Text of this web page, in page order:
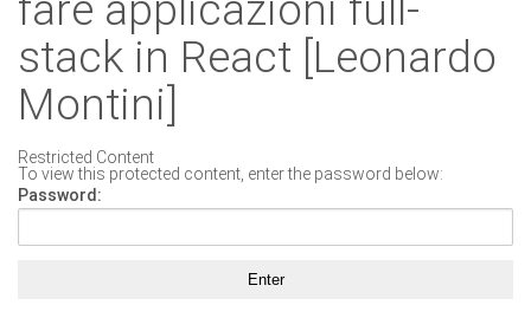
fare applicazioni full-
stack in React [Leonardo
Montini]
Restricted Content
To view this protected content, enter the password below:
Password: